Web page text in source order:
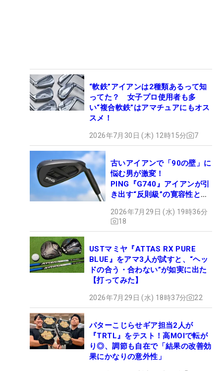
“軟鉄”アイアンは2種類あるって知
ってた？ 女子プロ使用者も多
い“複合軟鉄”はアマチュアにもオス
スメ！
2026年7月30日 (木) 12時15分 7
古いアイアンで「90の壁」に
悩む男が激変！
PING『G740』アイアンが引
き出す“反則級”の寛容性と飛
2026年7月29日 (水) 19時36分
18
USTマミヤ『ATTAS RX PURE
BLUE』をアマ3人が試すと、“ヘッ
ドの合う・合わない”が如実に出た
【打ってみた】
2026年7月29日 (水) 18時37分 22
パターこじらせギア担当2人が
『TRTL』をテスト！高MOIで転が
り◎、調節も自在で「結果の改善効
果にかなりの意外性」